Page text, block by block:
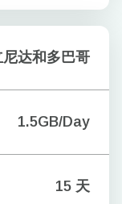
尼达和多巴哥
1.5GB/Day
15 天